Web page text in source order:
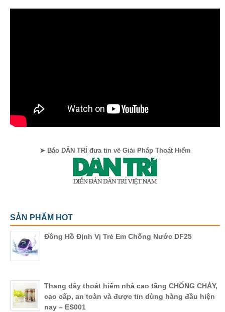
➤ Báo DÂN TRÍ đưa tin về Giải Pháp Thoát Hiểm
SẢN PHẨM HOT
Đồng Hồ Định Vị Trẻ Em Chống Nước DF25
Thang dây thoát hiểm nhà cao tầng CHỐNG CHÁY,
cao cấp, an toàn và được tin dùng hàng đầu hiện
nay – ES001